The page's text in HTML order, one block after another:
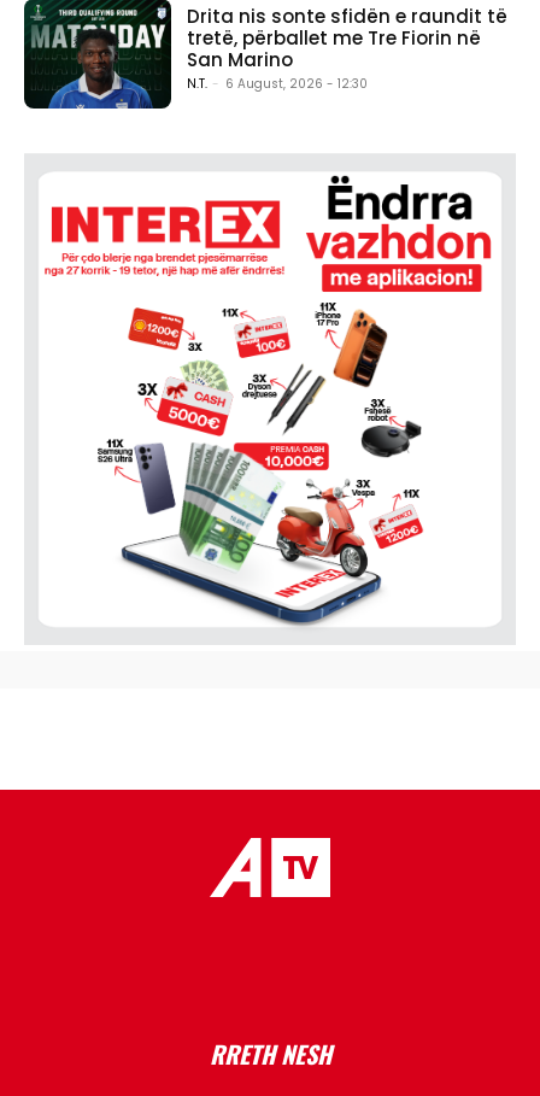
Drita nis sonte sfidën e raundit të
tretë, përballet me Tre Fiorin në
San Marino
N.T. - 6 August, 2026 - 12:30
RRETH NESH